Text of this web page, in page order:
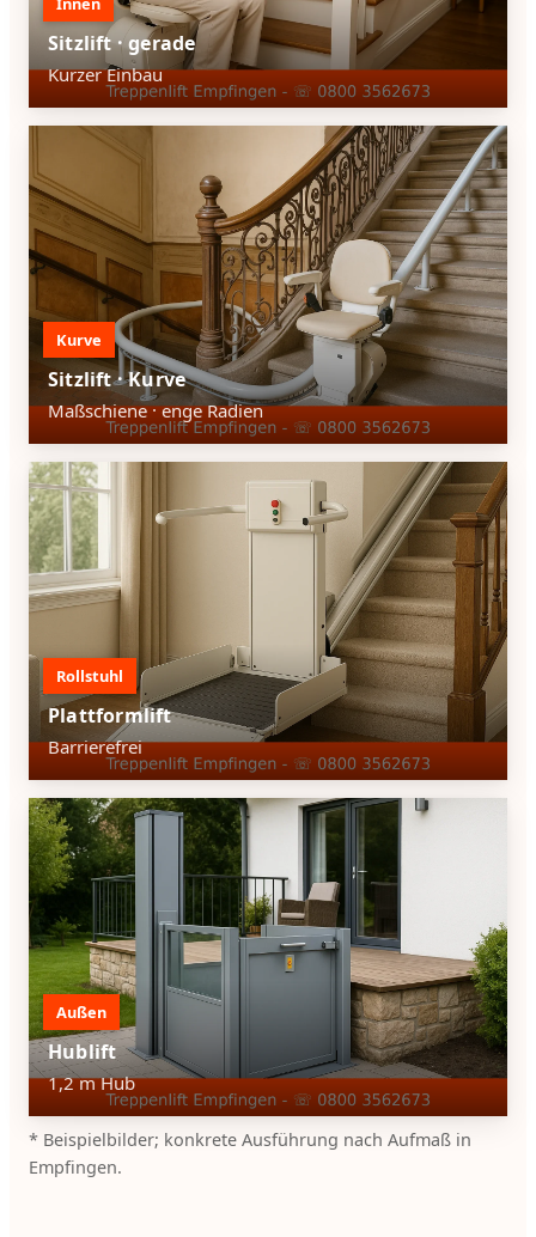
Sitzlift · gerade
Kurzer Einbau
Kurve
Sitzlift · Kurve
Maßschiene · enge Radien
Rollstuhl
Plattformlift
Barrierefrei
Außen
Hublift
1,2 m Hub
* Beispielbilder; konkrete Ausführung nach Aufmaß in
Empfingen.